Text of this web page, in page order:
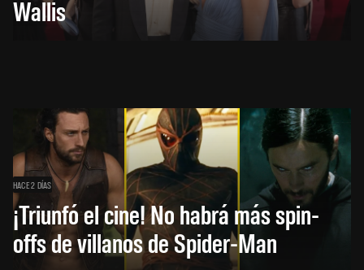
Wallis
HACE 2 DÍAS
¡Triunfó el cine! No habrá más spin-
offs de villanos de Spider-Man